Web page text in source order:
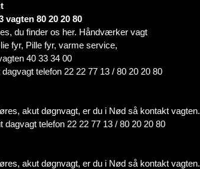
vagten 80 20 20 80
du finder os her. Håndværker vagt
fyr, Pille fyr, varme service,
40 33 34 00
telefon 22 22 77 13 / 80 20 20 80
akut døgnvagt, er du i Nød så kontakt vagten.
telefon 22 22 77 13 / 80 20 20 80
akut døgnvagt, er du i Nød så kontakt vagten.